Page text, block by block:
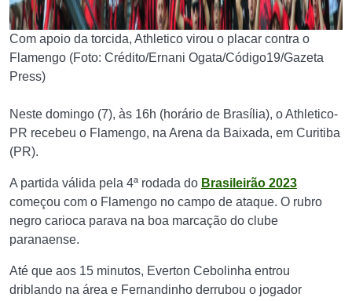
Com apoio da torcida, Athletico virou o placar contra o
Flamengo (Foto: Crédito/Ernani Ogata/Código19/Gazeta
Press)
Neste domingo (7), às 16h (horário de Brasília), o Athletico-
PR recebeu o Flamengo, na Arena da Baixada, em Curitiba
(PR).
A partida válida pela 4ª rodada do Brasileirão 2023
começou com o Flamengo no campo de ataque. O rubro
negro carioca parava na boa marcação do clube
paranaense.
Até que aos 15 minutos, Everton Cebolinha entrou
driblando na área e Fernandinho derrubou o jogador